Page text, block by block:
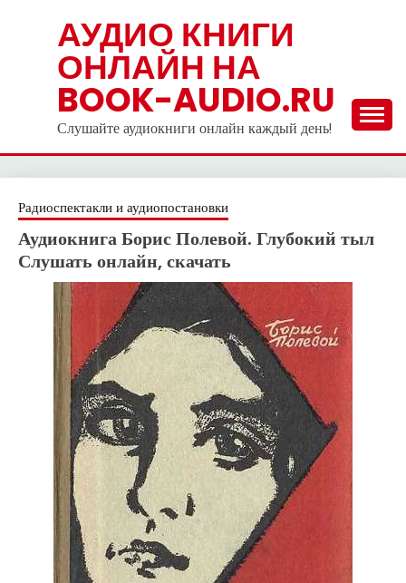
АУДИО КНИГИ
ОНЛАЙН НА
BOOK-AUDIO.RU
Слушайте аудиокниги онлайн каждый день!
Радиоспектакли и аудиопостановки
Аудиокнига Борис Полевой. Глубокий тыл
Слушать онлайн, скачать